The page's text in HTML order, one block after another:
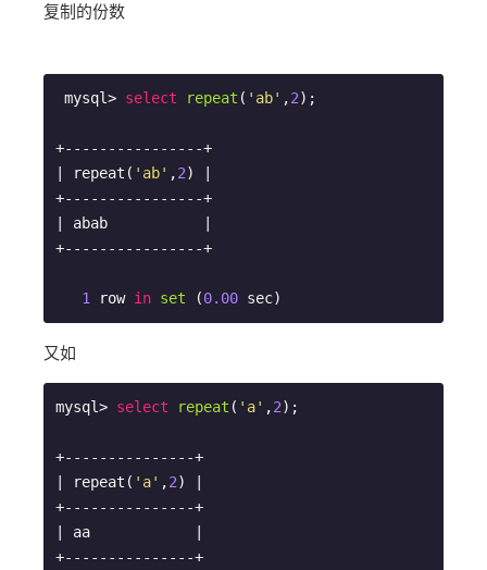
复制的份数
mysql> select repeat ( 'ab' ,2) ;
+----------------+
| repeat( 'ab' ,2) |
+----------------+
| abab           |
+----------------+
1 row in set (0.00 sec
又如
mysql> select repeat ( 'a' ,2) ;
+---------------+
| repeat( 'a' ,2) |
+---------------+
| aa            |